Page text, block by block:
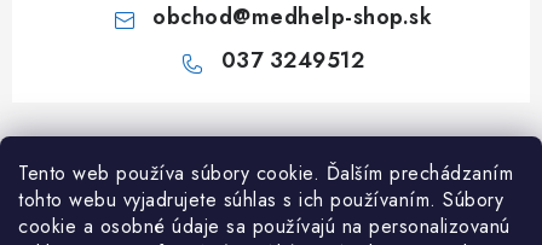
Tento web používa súbory cookie. Ďalším prechádzaním
tohto webu vyjadrujete súhlas s ich používaním. Súbory
cookie a osobné údaje sa používajú na personalizovanú
obchod@medhelp-shop.sk
037 3249512
Z
á
Informácie pre vás
O firme
Všetko o nákupe